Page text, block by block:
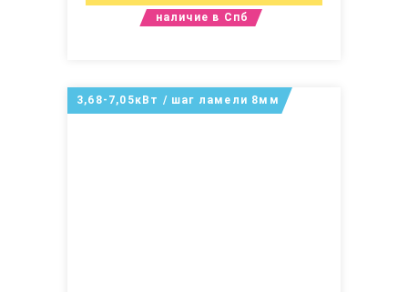
наличие в Спб
3,68-7,05кВт / шаг ламели 8мм